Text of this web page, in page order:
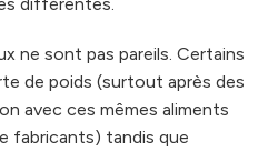
ne sont pas pareils. Certains
de poids (surtout après des
avec ces mêmes aliments
fabricants) tandis que